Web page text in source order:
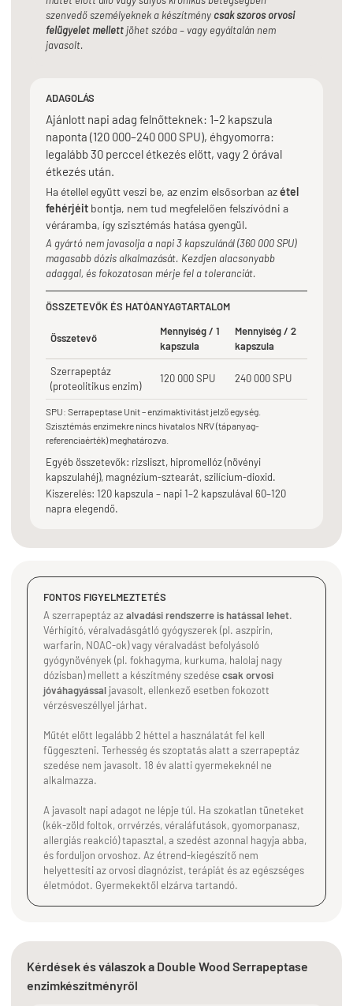
szenvedő személyeknek a készítmény csak szoros orvosi
felügyelet mellett jöhet szóba – vagy egyáltalán nem
javasolt.
ADAGOLÁS
Ajánlott napi adag felnőtteknek: 1–2 kapszula
naponta (120 000–240 000 SPU), éhgyomorra:
legalább 30 perccel étkezés előtt, vagy 2 órával
étkezés után.
Ha étellel együtt veszi be, az enzim elsősorban azétel
fehérjéit bontja, nem tud megfelelően felszívódni a
véráramba, így szisztémás hatása gyengül.
A gyártó nem javasolja a napi 3 kapszulánál (360 000 SPU)
magasabb dózis alkalmazását. Kezdjen alacsonyabb
adaggal, és fokozatosan mérje fel a toleranciát.
ÖSSZETEVŐK ÉS HATÓANYAGTARTALOM
Összetevő
Mennyiség / 1
kapszula
Mennyiség / 2
kapszula
Szerrapeptáz
(proteolitikus enzim)
120 000 SPU 240 000 SPU
SPU: Serrapeptase Unit – enzimaktivitást jelző egység.
Szisztémás enzimekre nincs hivatalos NRV (tápanyag-
referenciaérték) meghatározva.
Egyéb összetevők: rizsliszt, hipromellóz (növényi
kapszulahéj), magnézium-sztearát, szilícium-dioxid.
Kiszerelés: 120 kapszula – napi 1–2 kapszulával 60–120
napra elegendő.
FONTOS FIGYELMEZTETÉS
A szerrapeptáz azalvadási rendszerre is hatással lehet.
Vérhígító, véralvadásgátló gyógyszerek (pl. aszpirin,
warfarin, NOAC-ok) vagy véralvadást befolyásoló
gyógynövények (pl. fokhagyma, kurkuma, halolaj nagy
dózisban) mellett a készítmény szedése csak orvosi
jóváhagyással javasolt, ellenkező esetben fokozott
vérzésveszéllyel járhat.
Műtét előtt legalább 2 héttel a használatát fel kell
függeszteni. Terhesség és szoptatás alatt a szerrapeptáz
szedése nem javasolt. 18 év alatti gyermekeknél ne
alkalmazza.
A javasolt napi adagot ne lépje túl. Ha szokatlan tüneteket
(kék-zöld foltok, orrvérzés, véraláfutások, gyomorpanasz,
allergiás reakció) tapasztal, a szedést azonnal hagyja abba,
és forduljon orvoshoz. Az étrend-kiegészítő nem
helyettesíti az orvosi diagnózist, terápiát és az egészséges
életmódot. Gyermekektől elzárva tartandó.
Kérdések és válaszok a Double Wood Serrapeptase
enzimkészítményről